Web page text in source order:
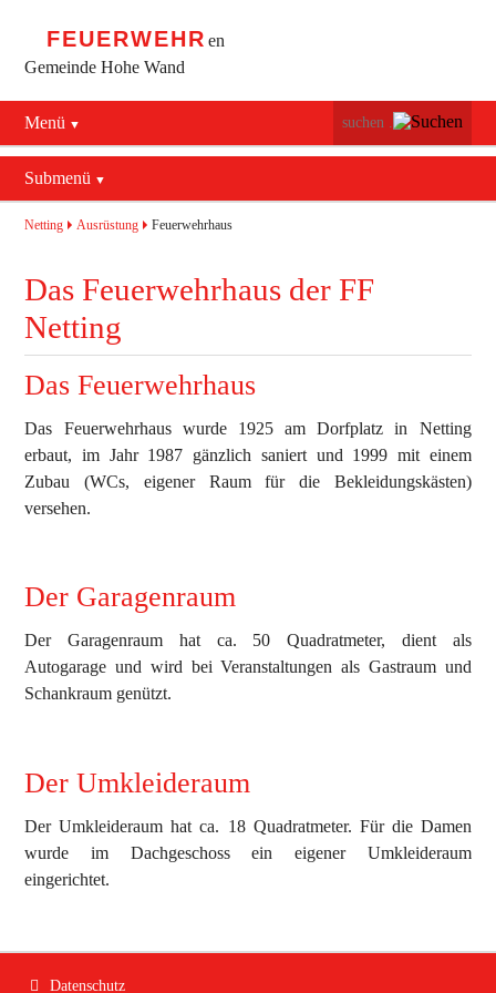
FEUERWEHR en
Gemeinde Hohe Wand
Menü
Navigation
überspringen
Stollhof
Netting
Submenü
Navigation
überspringen
Aktuelles
Ausrüstung
Feuerwehrhaus
Bekleidung
Termine
Kontakt
Netting Ausrüstung Feuerwehrhaus
Das Feuerwehrhaus der FF
Netting
Das Feuerwehrhaus
Das Feuerwehrhaus wurde 1925 am Dorfplatz in Netting
erbaut, im Jahr 1987 gänzlich saniert und 1999 mit einem
Zubau (WCs, eigener Raum für die Bekleidungskästen)
versehen.
Der Garagenraum
Der Garagenraum hat ca. 50 Quadratmeter, dient als
Autogarage und wird bei Veranstaltungen als Gastraum und
Schankraum genützt.
Der Umkleideraum
Der Umkleideraum hat ca. 18 Quadratmeter. Für die Damen
wurde im Dachgeschoss ein eigener Umkleideraum
eingerichtet.
Navigation
Datenschutz